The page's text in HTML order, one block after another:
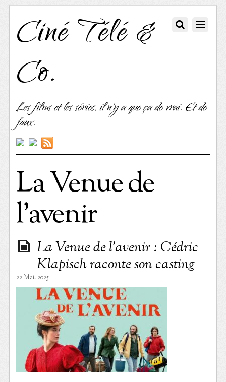
Ciné Télé &
Co.
Les films et les séries, il n'y a que ça de vrai. Et de
faux.
La Venue de
l’avenir
La Venue de l’avenir : Cédric
Klapisch raconte son casting
22 Mai. 2025